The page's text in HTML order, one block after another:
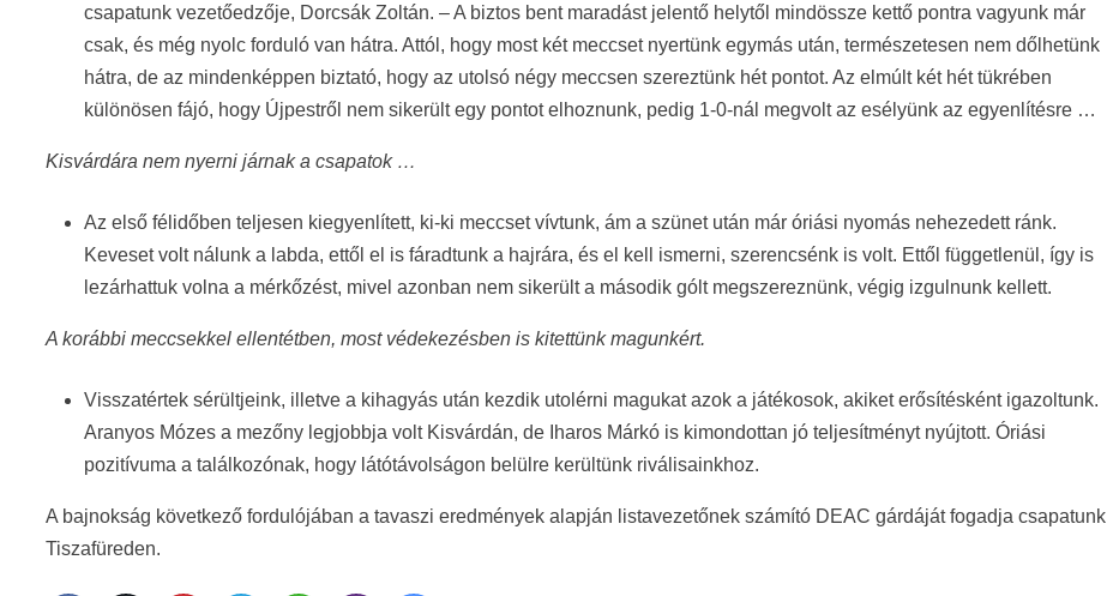
csapatunk vezetőedzője, Dorcsák Zoltán. – A biztos bent maradást jelentő helytől mindössze kettő pontra vagyunk már
csak, és még nyolc forduló van hátra. Attól, hogy most két meccset nyertünk egymás után, természetesen nem dőlhetünk
hátra, de az mindenképpen biztató, hogy az utolsó négy meccsen szereztünk hét pontot. Az elmúlt két hét tükrében
különösen fájó, hogy Újpestről nem sikerült egy pontot elhoznunk, pedig 1-0-nál megvolt az esélyünk az egyenlítésre …
Kisvárdára nem nyerni járnak a csapatok …
Az első félidőben teljesen kiegyenlített, ki-ki meccset vívtunk, ám a szünet után már óriási nyomás nehezedett ránk.
Keveset volt nálunk a labda, ettől el is fáradtunk a hajrára, és el kell ismerni, szerencsénk is volt. Ettől függetlenül, így is
lezárhattuk volna a mérkőzést, mivel azonban nem sikerült a második gólt megszereznünk, végig izgulnunk kellett.
A korábbi meccsekkel ellentétben, most védekezésben is kitettünk magunkért.
Visszatértek sérültjeink, illetve a kihagyás után kezdik utolérni magukat azok a játékosok, akiket erősítésként igazoltunk.
Aranyos Mózes a mezőny legjobbja volt Kisvárdán, de Iharos Márkó is kimondottan jó teljesítményt nyújtott. Óriási
pozitívuma a találkozónak, hogy látótávolságon belülre kerültünk riválisainkhoz.
A bajnokság következő fordulójában a tavaszi eredmények alapján listavezetőnek számító DEAC gárdáját fogadja csapatunk
Tiszafüreden.